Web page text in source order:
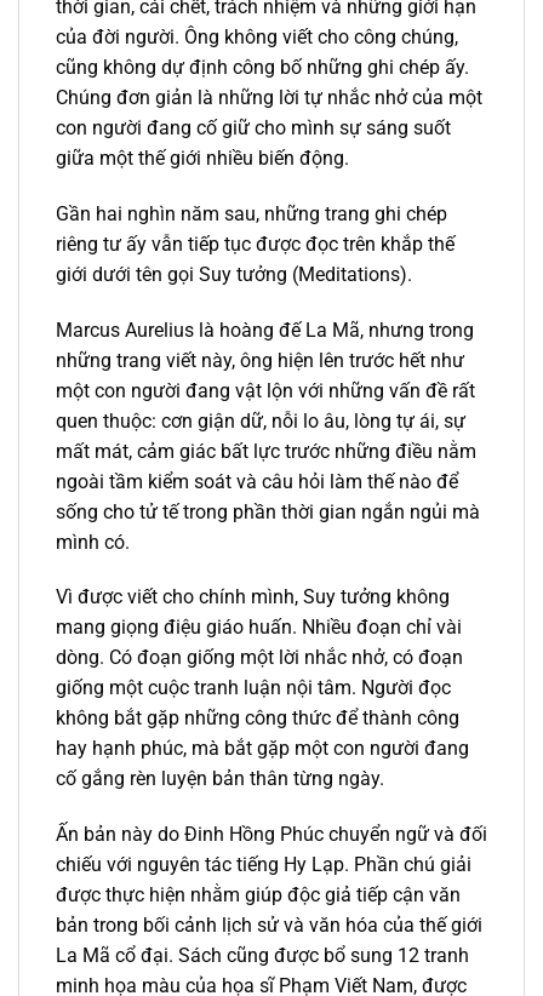
thời gian, cái chết, trách nhiệm và những giới hạn
của đời người. Ông không viết cho công chúng,
cũng không dự định công bố những ghi chép ấy.
Chúng đơn giản là những lời tự nhắc nhở của một
con người đang cố giữ cho mình sự sáng suốt
giữa một thế giới nhiều biến động.
Gần hai nghìn năm sau, những trang ghi chép
riêng tư ấy vẫn tiếp tục được đọc trên khắp thế
giới dưới tên gọi Suy tưởng (Meditations).
Marcus Aurelius là hoàng đế La Mã, nhưng trong
những trang viết này, ông hiện lên trước hết như
một con người đang vật lộn với những vấn đề rất
quen thuộc: cơn giận dữ, nỗi lo âu, lòng tự ái, sự
mất mát, cảm giác bất lực trước những điều nằm
ngoài tầm kiểm soát và câu hỏi làm thế nào để
sống cho tử tế trong phần thời gian ngắn ngủi mà
mình có.
Vì được viết cho chính mình, Suy tưởng không
mang giọng điệu giáo huấn. Nhiều đoạn chỉ vài
dòng. Có đoạn giống một lời nhắc nhở, có đoạn
giống một cuộc tranh luận nội tâm. Người đọc
không bắt gặp những công thức để thành công
hay hạnh phúc, mà bắt gặp một con người đang
cố gắng rèn luyện bản thân từng ngày.
Ấn bản này do Đinh Hồng Phúc chuyển ngữ và đối
chiếu với nguyên tác tiếng Hy Lạp. Phần chú giải
được thực hiện nhằm giúp độc giả tiếp cận văn
bản trong bối cảnh lịch sử và văn hóa của thế giới
La Mã cổ đại. Sách cũng được bổ sung 12 tranh
minh họa màu của họa sĩ Phạm Viết Nam, được